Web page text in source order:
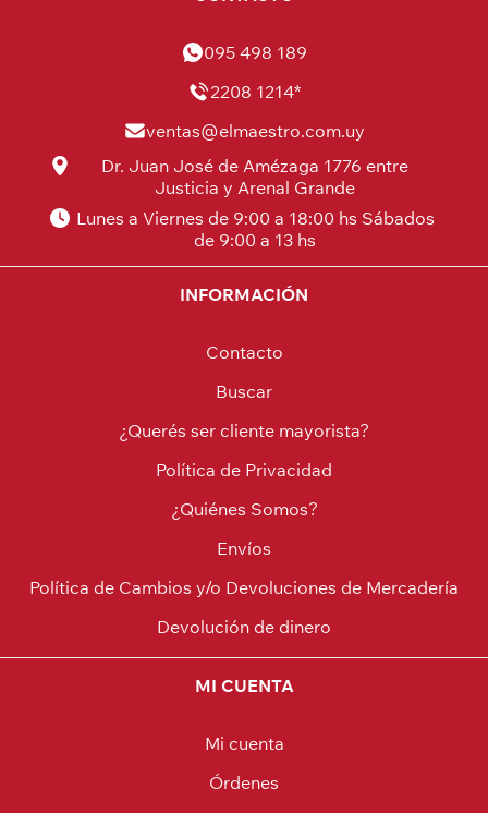
095 498 189
2208 1214*
ventas@elmaestro.com.uy
Dr. Juan José de Amézaga 1776 entre
Justicia y Arenal Grande
Lunes a Viernes de 9:00 a 18:00 hs Sábados
de 9:00 a 13 hs
INFORMACIÓN
Contacto
Buscar
¿Querés ser cliente mayorista?
Política de Privacidad
¿Quiénes Somos?
Envíos
Política de Cambios y/o Devoluciones de Mercadería
Devolución de dinero
MI CUENTA
Mi cuenta
Órdenes